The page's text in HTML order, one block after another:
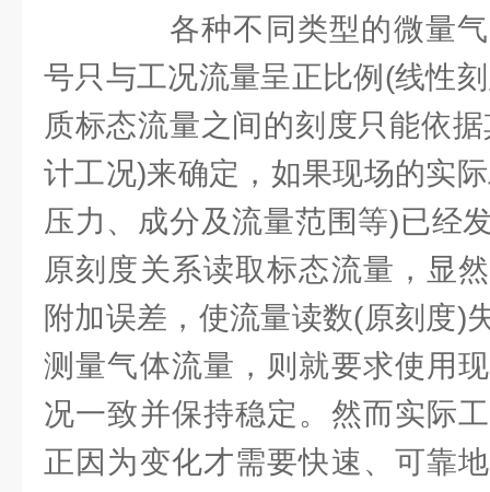
各种不同类型的微量气
号只与工况流量呈正比例(线性
质标态流量之间的刻度只能依
计工况)来确定，如果现场的实
压力、成分及流量范围等)已经
原刻度关系读取标态流量，显
附加误差，使流量读数(原刻度)
测量气体流量，则就要求使用
况一致并保持稳定。然而实际
正因为变化才需要快速、可靠